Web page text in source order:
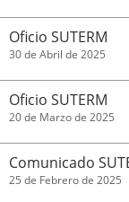
Oficio SUTERM
30 de Abril de 2025
Oficio SUTERM
20 de Marzo de 2025
Comunicado
25 de Febrero de 2025